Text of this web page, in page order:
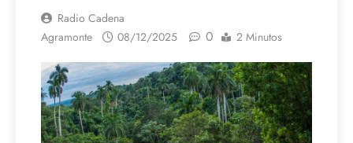
Radio Cadena
Agramonte
08/12/2025 0 2 Minutos